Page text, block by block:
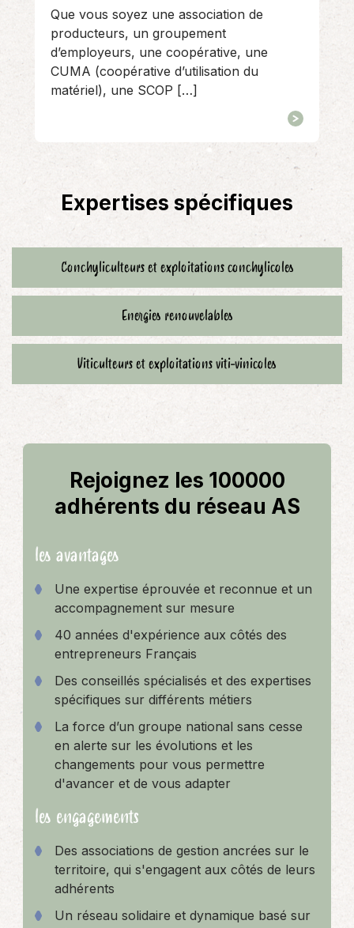
Que vous soyez une association de
producteurs, un groupement
d’employeurs, une coopérative, une
CUMA (coopérative d’utilisation du
matériel), une SCOP […]
Expertises spécifiques
Conchyliculteurs et exploitations conchylicoles
Energies renouvelables
Viticulteurs et exploitations viti-vinicoles
Rejoignez les 100000
adhérents du réseau AS
les avantages
Une expertise éprouvée et reconnue et un
accompagnement sur mesure
40 années d'expérience aux côtés des
entrepreneurs Français
Des conseillés spécialisés et des expertises
spécifiques sur différents métiers
La force d’un groupe national sans cesse
en alerte sur les évolutions et les
changements pour vous permettre
d'avancer et de vous adapter
les engagements
Des associations de gestion ancrées sur le
territoire, qui s'engagent aux côtés de leurs
adhérents
Un réseau solidaire et dynamique basé sur